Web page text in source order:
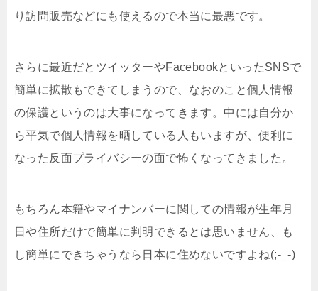
り訪問販売などにも使えるので本当に最悪です。
さらに最近だとツイッターやFacebookといったSNSで
簡単に拡散もできてしまうので、なおのこと個人情報
の保護というのは大事になってきます。中には自分か
ら平気で個人情報を晒している人もいますが、便利に
なった反面プライバシーの面で怖くなってきました。
もちろん本籍やマイナンバーに関しての情報が生年月
日や住所だけで簡単に判明できるとは思いません、も
し簡単にできちゃうなら日本に住めないですよね(;-_-)